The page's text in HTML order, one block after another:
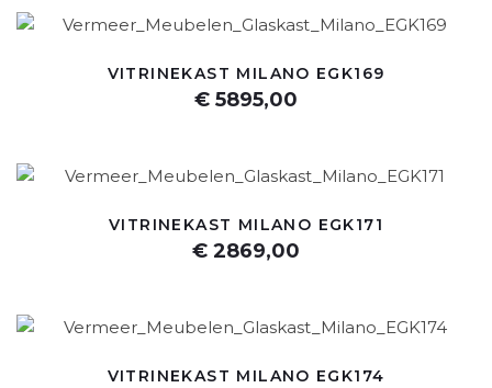
VITRINEKAST MILANO EGK169
€ 5895,00
VITRINEKAST MILANO EGK171
€ 2869,00
VITRINEKAST MILANO EGK174